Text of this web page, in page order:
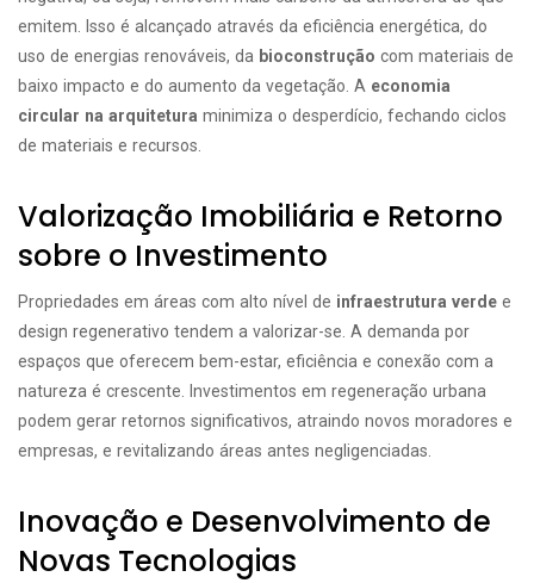
emitem. Isso é alcançado através da eficiência energética, do
uso de energias renováveis, da bioconstrução com materiais de
baixo impacto e do aumento da vegetação. A economia
circular na arquitetura minimiza o desperdício, fechando ciclos
de materiais e recursos.
Valorização Imobiliária e Retorno
sobre o Investimento
Propriedades em áreas com alto nível de infraestrutura verde e
design regenerativo tendem a valorizar-se. A demanda por
espaços que oferecem bem-estar, eficiência e conexão com a
natureza é crescente. Investimentos em regeneração urbana
podem gerar retornos significativos, atraindo novos moradores e
empresas, e revitalizando áreas antes negligenciadas.
Inovação e Desenvolvimento de
Novas Tecnologias